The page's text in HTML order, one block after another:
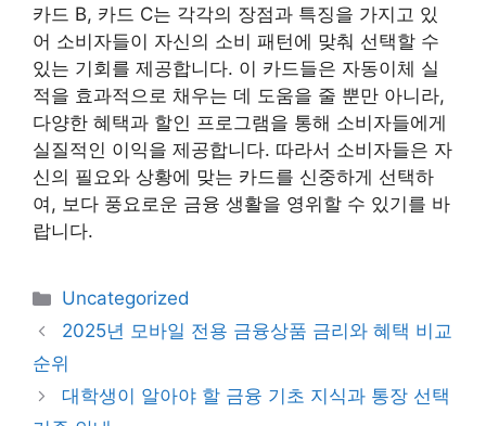
카드 B, 카드 C는 각각의 장점과 특징을 가지고 있
어 소비자들이 자신의 소비 패턴에 맞춰 선택할 수
있는 기회를 제공합니다. 이 카드들은 자동이체 실
적을 효과적으로 채우는 데 도움을 줄 뿐만 아니라,
다양한 혜택과 할인 프로그램을 통해 소비자들에게
실질적인 이익을 제공합니다. 따라서 소비자들은 자
신의 필요와 상황에 맞는 카드를 신중하게 선택하
여, 보다 풍요로운 금융 생활을 영위할 수 있기를 바
랍니다.
카
테
리
Uncategorized
2025년 모바일 전용 금융상품 금리와 혜택 비교
순위
대학생이 알아야 할 금융 기초 지식과 통장 선택